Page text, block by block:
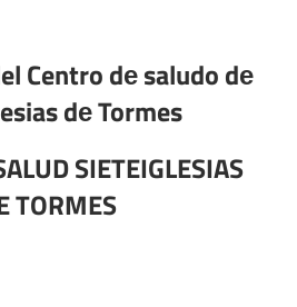
Centro dе saludo dе
dе Tormes
SIETEIGLESIAS
TORMES